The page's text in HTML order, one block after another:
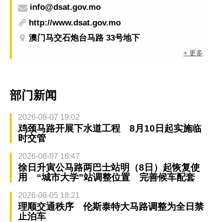
info@dsat.gov.mo
http://www.dsat.gov.mo
澳门马交石炮台马路 33号地下
+ 更多
部门新闻
2026-08-07 19:02
鸡颈马路开展下水道工程 8月10日起实施临
时交管
2026-08-07 18:47
徐日升寅公马路两巴士站明（8日）起恢复使
用 “城市大学”站调整位置 完善候车配套
2026-08-05 18:21
理顺交通秩序 伦斯泰特大马路调整为全日禁
止泊车